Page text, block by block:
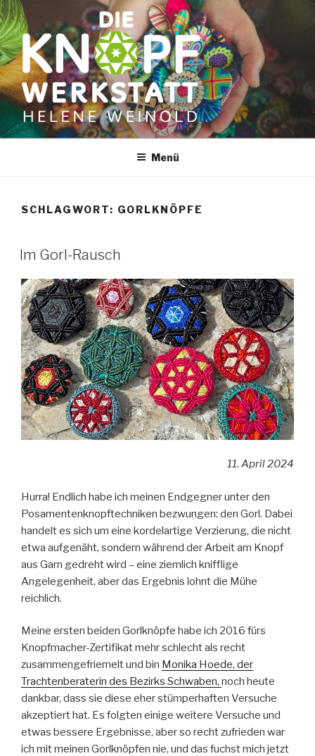
Zum
Inhalt
springen
Menü
SCHLAGWORT: GORLKNÖPFE
Im Gorl-Rausch
11. April 2024
Hurra! Endlich habe ich meinen Endgegner unter den
Posamentenknopftechniken bezwungen: den Gorl. Dabei
handelt es sich um eine kordelartige Verzierung, die nicht
etwa aufgenäht, sondern während der Arbeit am Knopf
aus Garn gedreht wird – eine ziemlich knifflige
Angelegenheit, aber das Ergebnis lohnt die Mühe
reichlich.
Meine ersten beiden Gorlknöpfe habe ich 2016 fürs
Knopfmacher-Zertifikat mehr schlecht als recht
zusammengefriemelt und bin Monika Hoede, der
Trachtenberaterin des Bezirks Schwaben, noch heute
dankbar, dass sie diese eher stümperhaften Versuche
akzeptiert hat. Es folgten einige weitere Versuche und
etwas bessere Ergebnisse, aber so recht zufrieden war
ich mit meinen Gorlknöpfen nie, und das fuchst mich jetzt